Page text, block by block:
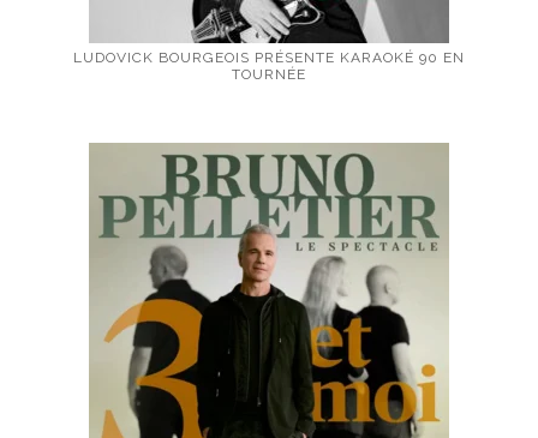
LUDOVICK BOURGEOIS PRÉSENTE KARAOKÉ 90 EN
TOURNÉE